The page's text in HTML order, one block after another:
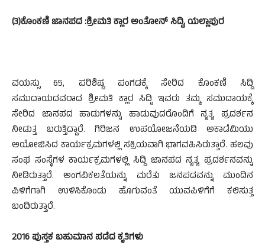
(3)ಕೊಂಕಣಿ ಜಾನಪದ :ಶ್ರೀಮತಿ ಕ್ಲಾರ ಅಂತೋನ್ ಸಿದ್ದಿ, ಯಲ್ಲಾಪುರ
ವಯಸ್ಸು 65, ಪರಿಶಿಷ್ಟ ಪಂಗಡಕ್ಕೆ ಸೇರಿದ ಕೊಂಕಣಿ ಸಿದ್ದಿ
ಸಮುದಾಯದವರಾದ ಶ್ರೀಮತಿ ಕ್ಲಾರ ಸಿದ್ದಿ ಇವರು ತಮ್ಮ ಸಮುದಾಯಕ್ಕೆ
ಸೇರಿದ ಜಾನಪದ ಹಾಡುಗಳನ್ನು ಹಾಡುವುದರೊಂದಿಗೆ ನೃತ್ಯ ಪ್ರದರ್ಶನ
ನೀಡುತ್ತ ಬರುತ್ತಿದ್ದಾರೆ. ಗಿರಿಜನ ಉಪಯೋಜನೆಯಡಿ ಅಕಾಡೆಮಿಯು
ಅಯೋಜಿಸಿದ ಕಾರ್ಯಕ್ರಮಗಳಲ್ಲಿ ಸಕ್ರಿಯವಾಗಿ ಭಾಗವಹಿಸಿರುತ್ತಾರೆ. ಹಲವು
ಸಂಘ ಸಂಸ್ಥೆಗಳ ಕಾರ್ಯಕ್ರಮಗಳಲ್ಲಿ ಸಿದ್ದಿ ಜಾನಪದ ನೃತ್ಯ ಪ್ರದರ್ಶನವನ್ನು
ನೀಡಿರುತ್ತಾರೆ. ಅಂಗವಿಕಲತೆಯನ್ನು ಮರೆತು ಜನಪದವನ್ನು ಮುಂದಿನ
ಪಿಳಿಗೆಗಾಗಿ ಉಳಿಸಿಕೊಂಡು ಹೊಗುವಂತೆ ಯುವಪಿಳಿಗೆಗೆ ಕಲಿಸುತ್ತ
ಬಂದಿರುತ್ತಾರೆ.
2016 ಪುಸ್ತಕ ಬಹುಮಾನ ಪಡೆದ ಕೃತಿಗಳು